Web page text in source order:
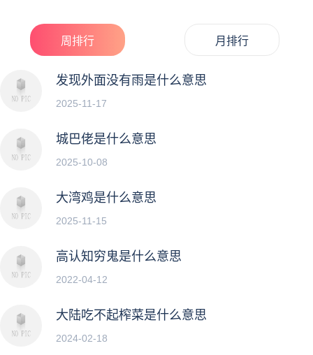
周排行 月排行
发现外面没有雨是什么意思
2025-11-17
城巴佬是什么意思
2025-10-08
大湾鸡是什么意思
2025-11-15
高认知穷鬼是什么意思
2022-04-12
大陆吃不起榨菜是什么意思
2024-02-18